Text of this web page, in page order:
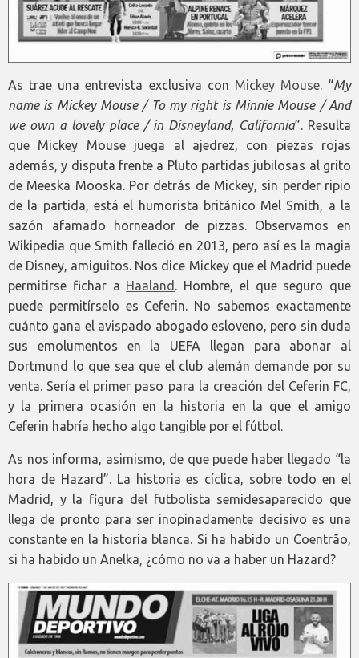
As trae una entrevista exclusiva con Mickey Mouse. “My
name is Mickey Mouse / To my right is Minnie Mouse / And
we own a lovely place / in Disneyland, California”. Resulta
que Mickey Mouse juega al ajedrez, con piezas rojas
además, y disputa frente a Pluto partidas jubilosas al grito
de Meeska Mooska. Por detrás de Mickey, sin perder ripio
de la partida, está el humorista británico Mel Smith, a la
sazón afamado horneador de pizzas. Observamos en
Wikipedia que Smith falleció en 2013, pero así es la magia
de Disney, amiguitos. Nos dice Mickey que el Madrid puede
permitirse fichar a Haaland . Hombre, el que seguro que
puede permitírselo es Ceferin. No sabemos exactamente
cuánto gana el avispado abogado esloveno, pero sin duda
sus emolumentos en la UEFA llegan para abonar al
Dortmund lo que sea que el club alemán demande por su
venta. Sería el primer paso para la creación del Ceferin FC,
y la primera ocasión en la historia en la que el amigo
Ceferin habría hecho algo tangible por el fútbol.
As nos informa, asimismo, de que puede haber llegado “la
hora de Hazard”. La historia es cíclica, sobre todo en el
Madrid, y la figura del futbolista semidesaparecido que
llega de pronto para ser inopinadamente decisivo es una
constante en la historia blanca. Si ha habido un Coentrão,
si ha habido un Anelka, ¿cómo no va a haber un Hazard?